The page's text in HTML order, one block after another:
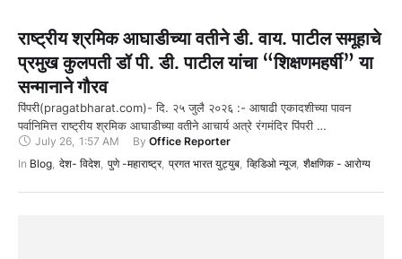
राष्ट्रीय श्रमिक आघाडीच्या वतीने डी. वाय. पाटील समूहाचे
प्रमुख कुलपती डॉ पी. डी. पाटील यांचा “शिक्षणमहर्षी” या
सन्मानाने गौरव
पिंपरी(pragatbharat.com)- दि. २५ जुलै २०२६ :- आषाढी एकादशीच्या पावन
पर्वानिमित्त राष्ट्रीय श्रमिक आघाडीच्या वतीने आचार्य अत्रे रंगमंदिर पिंपरी …
July 26 1:57 AM By Office Reporter
In Blog, देश- विदेश, पुणे -महाराष्ट्र, प्रगत भारत युट्युब, व्हिडिओ न्यूज, शैक्षणिक - आरोग्य